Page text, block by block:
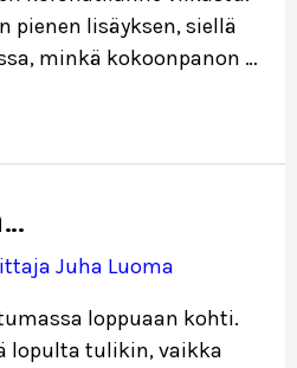
pienen lisäyksen, siellä
minkä kokoonpanon …
Juha Luoma
loppuaan kohti.
lopulta tulikin, vaikka